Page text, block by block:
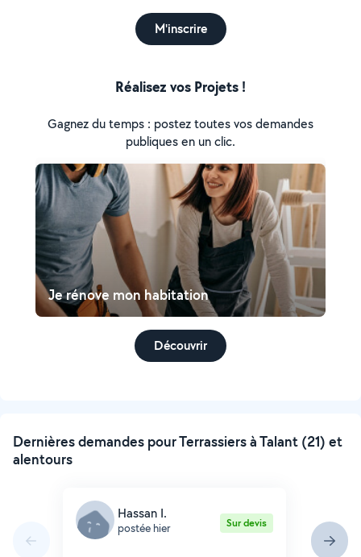
M'inscrire
Réalisez vos Projets !
Gagnez du temps : postez toutes vos demandes
publiques en un clic.
Je rénove mon habitation
Découvrir
Dernières demandes pour Terrassiers à Talant (21) et
alentours
Hassan I.
postée hier Sur devis